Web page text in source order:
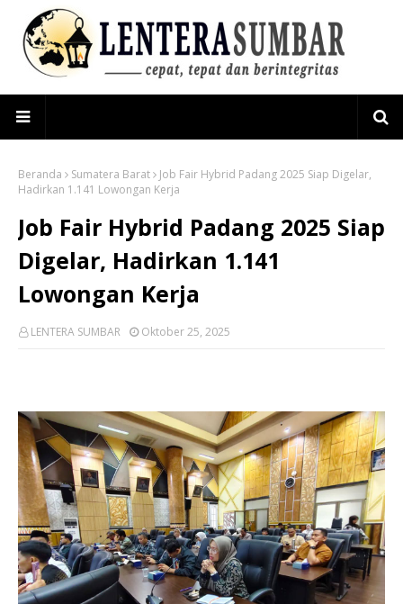
Beranda Sumatera Barat
Job Fair Hybrid Padang 2025 Siap Digelar,
Hadirkan 1.141 Lowongan Kerja
Job Fair Hybrid Padang 2025 Siap
Digelar, Hadirkan 1.141
Lowongan Kerja
LENTERA SUMBAR Oktober 25, 2025